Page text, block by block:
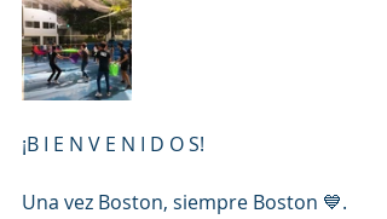
¡B I E N V E N I D O S!
Una vez Boston, siempre Boston 💙.